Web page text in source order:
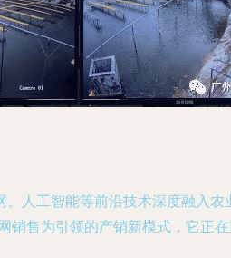
人工智能等前沿技术深度融入
售为引领的产销新模式，它正在